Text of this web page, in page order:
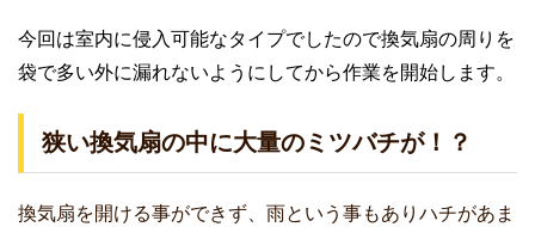
今回は室内に侵入可能なタイプでしたので換気扇の周りを
袋で多い外に漏れないようにしてから作業を開始します。
狭い換気扇の中に大量のミツバチが！？
換気扇を開ける事ができず、雨という事もありハチがあま